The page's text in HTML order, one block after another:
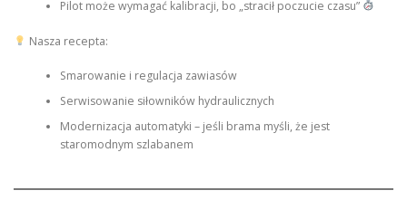
Pilot może wymagać kalibracji, bo „stracił poczucie czasu”
Nasza recepta:
Smarowanie i regulacja zawiasów
Serwisowanie siłowników hydraulicznych
Modernizacja automatyki – jeśli brama myśli, że jest
staromodnym szlabanem